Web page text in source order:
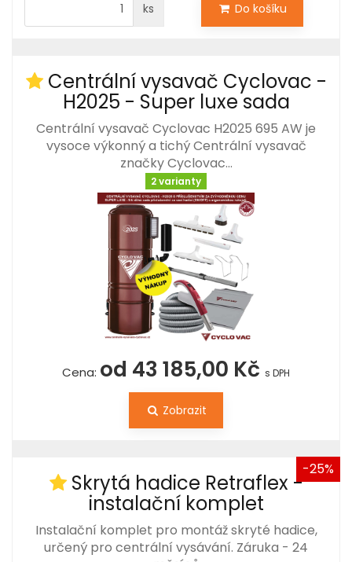
ks Do košíku
Centrální vysavač Cyclovac -
H2025 - Super luxe sada
Centrální vysavač Cyclovac H2025 695 AW je
vysoce výkonný a tichý Centrální vysavač
značky Cyclovac…
2 varianty
Cena: od 43 185,00 Kč s DPH
Zobrazit
-25%
Skrytá hadice Retraflex -
instalační komplet
Instalační komplet pro montáž skryté hadice,
určený pro centrální vysávání. Záruka - 24